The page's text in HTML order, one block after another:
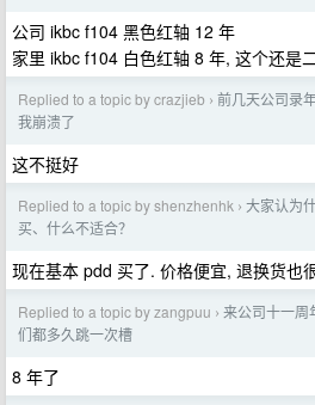
公司 ikbc f104 黑色红轴 12 年
家里 ikbc f104 白色红轴 8 年, 这个还是
Replied to a topic by crazjieb › 前几天公司录
我崩溃了
这不挺好
Replied to a topic by shenzhenhk › 大家认为
买、什么不适合？
现在基本 pdd 买了. 价格便宜, 退换货也
Replied to a topic by zangpuu › 来公司十一周
们都多久跳一次槽
8 年了